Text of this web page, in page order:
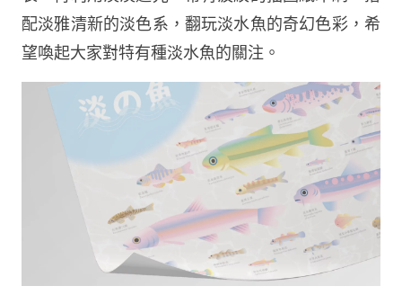
配淡雅清新的淡色系，翻玩淡水魚的奇幻色彩，希
望喚起大家對特有種淡水魚的關注。